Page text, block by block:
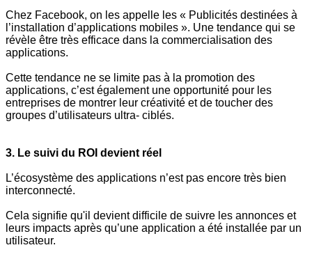
Chez Facebook, on les appelle les « Publicités destinées à
l’installation d’applications mobiles ». Une tendance qui se
révèle être très efficace dans la commercialisation des
applications.
Cette tendance ne se limite pas à la promotion des
applications, c’est également une opportunité pour les
entreprises de montrer leur créativité et de toucher des
groupes d’utilisateurs ultra- ciblés.
3. Le suivi du ROI devient réel
L’écosystème des applications n’est pas encore très bien
interconnecté.
Cela signifie qu'il devient difficile de suivre les annonces et
leurs impacts après qu’une application a été installée par un
utilisateur.